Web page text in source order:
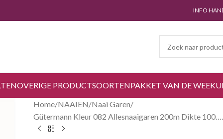
INFO
OVERIGE PRODUCTSOORTENPAKKET VAN DE WEEK
Home NAAIEN Naai Garen
Gütermann Kleur 082 Allesnaaigaren 200m Dikte